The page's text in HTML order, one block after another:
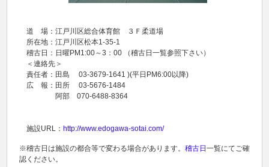
道 場：江戸川区総合体育館 ３Ｆ柔道場
所在地：江戸川区松本1-35-1
稽古日：日曜PM1:00～3：00 （稽古日一覧参照下さい）
＜連絡先＞
責任者：田島 03-3679-1641 )(平日PM6:00以降)
広 報：田所 03-5676-1484
阿部 070-6488-8364
施設URL： http://www.edogawa-sotai.com/
※稽古日は施設の都合等で変わる場合があります。稽古日一覧にてご確
認ください。